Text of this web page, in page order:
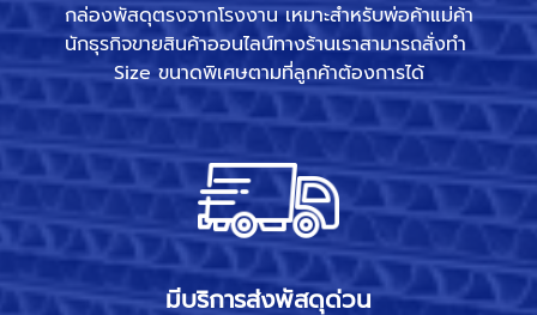
กล่องพัสดุตรงจากโรงงาน เหมาะสำหรับพ่อค้าแม่ค้า
นักธุรกิจขายสินค้าออนไลน์ทางร้านเราสามารถสั่งทำ
Size ขนาดพิเศษตามที่ลูกค้าต้องการได้
มีบริการส่งพัสดุด่วน